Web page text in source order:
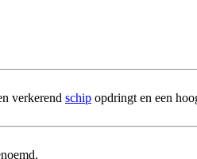
verkerend schip opdringt en een